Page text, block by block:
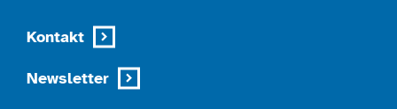
Kontakt
Newsletter